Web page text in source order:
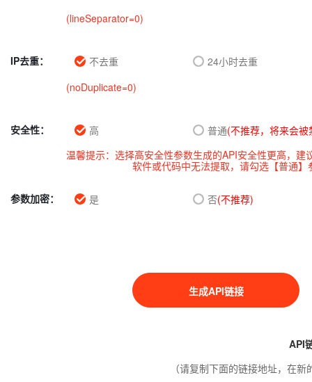
(lineSeparator=0)
IP去重： 不去重
24小时去重
(noDuplicate=0)
安全性： 高 普通(不推荐，将来会被
温馨提示：选择高安全性参数生成的API安全性更高，
软件或代码中无法提取，请勾选【普通
参数加密： 是 否(不推荐)
生成API链接
API
（请复制下面的链接地址，在